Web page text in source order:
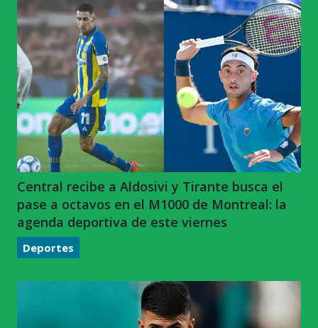
Central recibe a Aldosivi y Tirante busca el
pase a octavos en el M1000 de Montreal: la
agenda deportiva de este viernes
Deportes